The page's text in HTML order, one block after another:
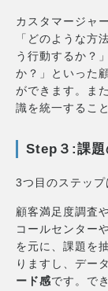
カスタマージャ
「どのような方
う行動するか？
か？」といった
ができます。ま
識を統一するこ
Step３:課題
3つ目のステップ
顧客満足度調査
コールセンター
を元に、課題を
りますし、デー
ード感です。で